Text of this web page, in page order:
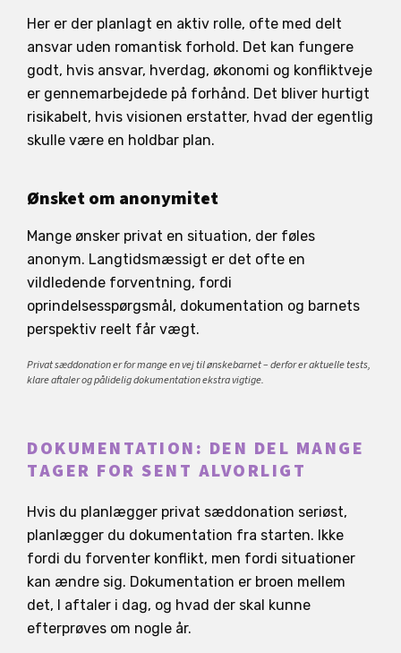
Her er der planlagt en aktiv rolle, ofte med delt
ansvar uden romantisk forhold. Det kan fungere
godt, hvis ansvar, hverdag, økonomi og konfliktveje
er gennemarbejdede på forhånd. Det bliver hurtigt
risikabelt, hvis visionen erstatter, hvad der egentlig
skulle være en holdbar plan.
Ønsket om anonymitet
Mange ønsker privat en situation, der føles
anonym. Langtidsmæssigt er det ofte en
vildledende forventning, fordi
oprindelsesspørgsmål, dokumentation og barnets
perspektiv reelt får vægt.
Privat sæddonation er for mange en vej til ønskebarnet – derfor er aktuelle tests,
klare aftaler og pålidelig dokumentation ekstra vigtige.
DOKUMENTATION: DEN DEL MANGE
TAGER FOR SENT ALVORLIGT
Hvis du planlægger privat sæddonation seriøst,
planlægger du dokumentation fra starten. Ikke
fordi du forventer konflikt, men fordi situationer
kan ændre sig. Dokumentation er broen mellem
det, I aftaler i dag, og hvad der skal kunne
efterprøves om nogle år.